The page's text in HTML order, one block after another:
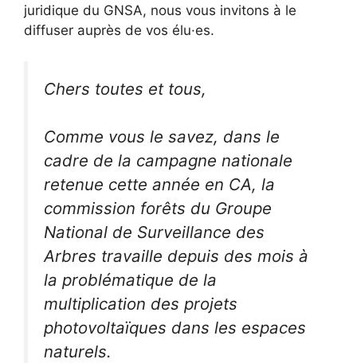
juridique du GNSA, nous vous invitons à le
diffuser auprès de vos élu·es.
Chers toutes et tous,
Comme vous le savez, dans le
cadre de la campagne nationale
retenue cette année en CA, la
commission forêts du Groupe
National de Surveillance des
Arbres travaille depuis des mois à
la problématique de la
multiplication des projets
photovoltaïques dans les espaces
naturels.